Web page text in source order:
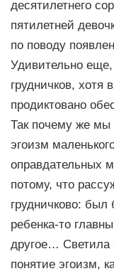
десятилетнего
пятилетней
по поводу
Удивительно
грудничков, хотя
продиктовано
Так почему же
эгоизм
оправдательных
потому, что
грудничково: был
ребенка-то
другое…
понятие эгоизм,